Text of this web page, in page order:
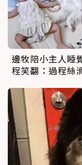
邊牧陪小主人睡
程笑翻：過程絲